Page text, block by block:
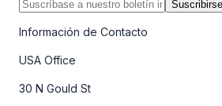
Suscribirse
Información de Contacto
USA Office
30 N Gould St